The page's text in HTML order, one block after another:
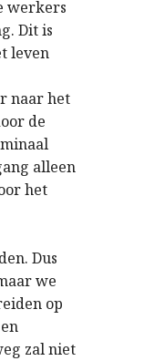
werkers
Dit is
leven
naar het
de
alleen
het
Dus
we
op
zal niet